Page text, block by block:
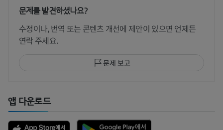
문제를 발견하셨나요?
수정이나, 번역 또는 콘텐츠 개선에 제안이 있으면 언제든
연락 주세요.
문제 보고
앱 다운로드